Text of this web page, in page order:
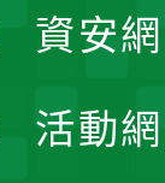
資安
活動